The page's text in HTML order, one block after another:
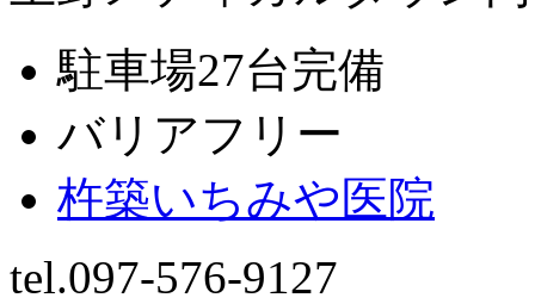
駐車場27台完備
バリアフリー
杵築いちみや医院
tel.097-576-9127